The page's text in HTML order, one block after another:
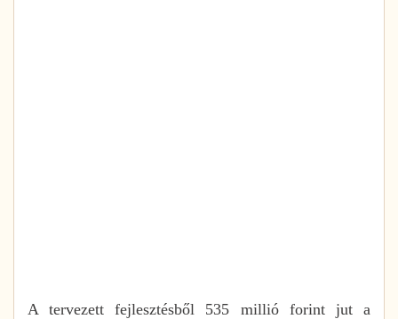
A tervezett fejlesztésből 535 millió forint jut a